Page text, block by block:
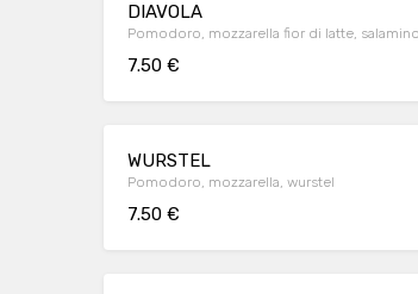
DIAVOLA
Pomodoro, mozzarella fior di latte,
7.50 €
WURSTEL
Pomodoro, mozzarella, wurstel
7.50 €